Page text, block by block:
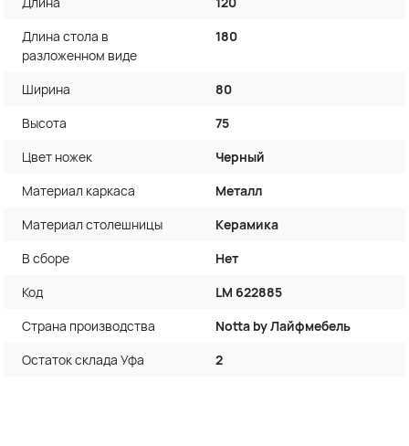
Длина стола в
разложенном виде
180
Ширина
80
Высота
75
Цвет ножек
Черный
Материал каркаса
Металл
Материал столешницы
Керамика
В сборе
Нет
Код
LM 622885
Страна производства
Notta by Лайфмебель
Остаток склада Уфа
2